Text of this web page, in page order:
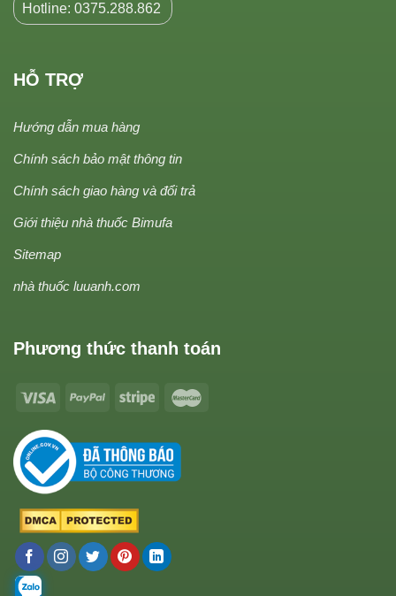
Hotline: 0375.288.862
HỖ TRỢ
Hướng dẫn mua hàng
Chính sách bảo mật thông tin
Chính sách giao hàng và đổi trả
Giới thiệu nhà thuốc Bimufa
Sitemap
nhà thuốc luuanh.com
Phương thức thanh toán